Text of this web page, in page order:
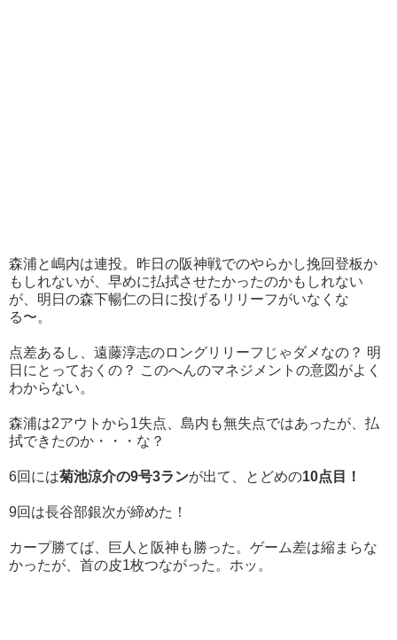
森浦と嶋内は連投。昨日の阪神戦でのやらかし挽回登板か
もしれないが、早めに払拭させたかったのかもしれない
が、明日の森下暢仁の日に投げるリリーフがいなくな
る〜。
点差あるし、遠藤淳志のロングリリーフじゃダメなの？ 明
日にとっておくの？ このへんのマネジメントの意図がよく
わからない。
森浦は2アウトから1失点、島内も無失点ではあったが、払
拭できたのか・・・な？
6回には菊池涼介の9号3ランが出て、とどめの10点目！
9回は長谷部銀次が締めた！
カープ勝てば、巨人と阪神も勝った。ゲーム差は縮まらな
かったが、首の皮1枚つながった。ホッ。